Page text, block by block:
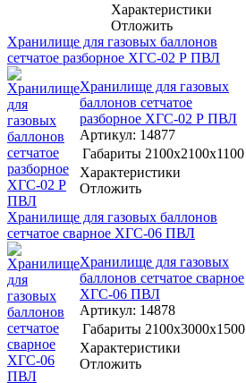
Характеристики
Отложить
Хранилище для газовых баллонов
сетчатое разборное ХГС-02 Р ПВЛ
Хранилище для газовых
баллонов сетчатое
разборное ХГС-02 Р ПВЛ
Артикул: 14877
Габариты 2100х2100х1100
Характеристики
Отложить
Хранилище для газовых баллонов
сетчатое сварное ХГС-06 ПВЛ
Хранилище для газовых
баллонов сетчатое сварное
ХГС-06 ПВЛ
Артикул: 14878
Габариты 2100x3000x1500
Характеристики
Отложить